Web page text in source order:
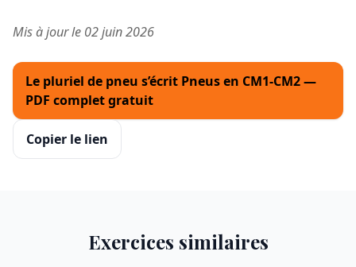
Mis à jour le 02 juin 2026
Le pluriel de pneu s’écrit Pneus en CM1-CM2 —
PDF complet gratuit
Copier le lien
Exercices similaires